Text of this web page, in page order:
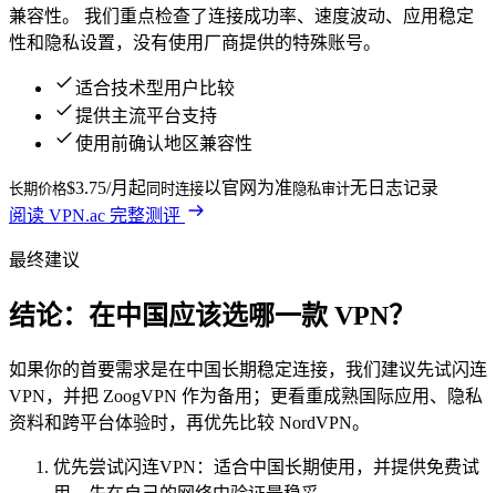
兼容性。
我们重点检查了连接成功率、速度波动、应用稳定
性和隐私设置，没有使用厂商提供的特殊账号。
适合技术型用户比较
提供主流平台支持
使用前确认地区兼容性
长期价格$3.75/月起 同时连接以官网为准 隐私审计无日志记录
阅读 VPN.ac 完整测评
最终建议
结论：在中国应该选哪一款 VPN？
如果你的首要需求是在中国长期稳定连接，我们建议先试闪连
VPN，并把 ZoogVPN 作为备用；更看重成熟国际应用、隐私
资料和跨平台体验时，再优先比较 NordVPN。
优先尝试闪连VPN：适合中国长期使用，并提供免费试